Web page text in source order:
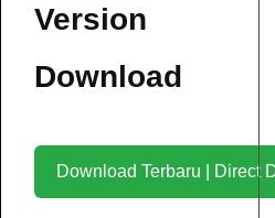
Version
Download
Download